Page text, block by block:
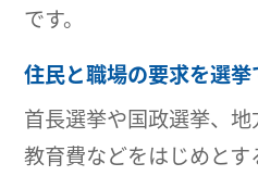
です。
住民と職場の要求を選挙
首長選挙や国政選挙、
教育費などをはじめとす